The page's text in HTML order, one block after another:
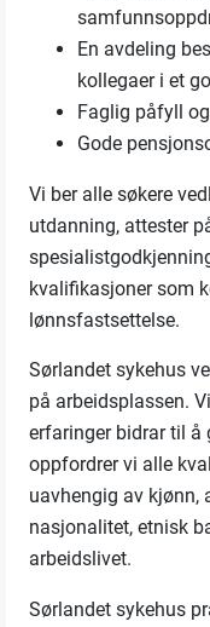
En avdeling
kollegaer i et
Faglig påfyll
Gode
Vi ber alle søkere
utdanning, attester
kvalifikasjoner som
lønnsfastsettelse.
Sørlandet sykehus
på arbeidsplassen.
erfaringer bidrar til å
oppfordrer vi alle
uavhengig av kjønn,
nasjonalitet, etnisk
arbeidslivet.
Sørlandet sykehus